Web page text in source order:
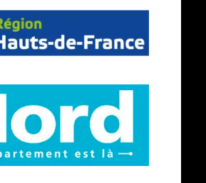
Hauts-
France
département
du
Nord